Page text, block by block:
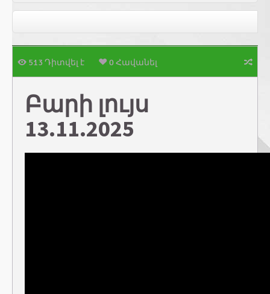
513 Դիտվել է 0 Հավանել
Բարի լույս
13.11.2025